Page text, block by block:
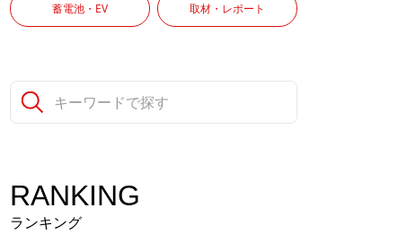
蓄電池・EV 取材・レポート
RANKING
ランキング